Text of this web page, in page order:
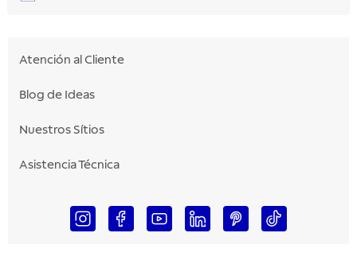
Atención al Cliente
Blog de Ideas
Nuestros Sítios
Asistencia Técnica